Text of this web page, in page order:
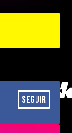
SEGUIR